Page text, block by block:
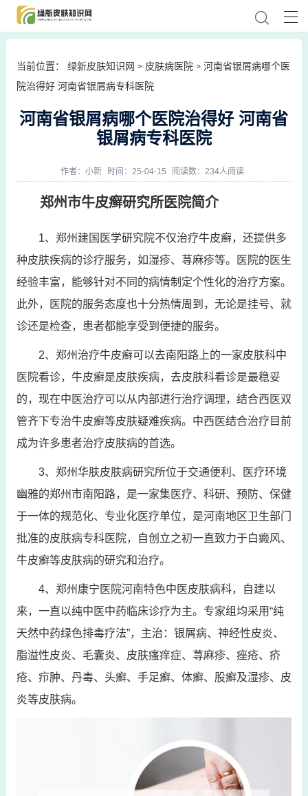
当前位置： 绿新皮肤知识网 > 皮肤病医院 > 河南省银屑病哪个医
院治得好 河南省银屑病专科医院
河南省银屑病哪个医院治得好 河南省
银屑病专科医院
作者： 小新 时间：25-04-15 阅读数：234人阅读
郑州市牛皮癣研究所医院简介
1、郑州建国医学研究院不仅治疗牛皮癣，还提供多
种皮肤疾病的诊疗服务，如湿疹、荨麻疹等。医院的医生
经验丰富，能够针对不同的病情制定个性化的治疗方案。
此外，医院的服务态度也十分热情周到，无论是挂号、就
诊还是检查，患者都能享受到便捷的服务。
2、郑州治疗牛皮癣可以去南阳路上的一家皮肤科中
医院看诊，牛皮癣是皮肤疾病，去皮肤科看诊是最稳妥
的，现在中医治疗可以从内部进行治疗调理，结合西医双
管齐下专治牛皮癣等皮肤疑难疾病。中西医结合治疗目前
成为许多患者治疗皮肤病的首选。
3、郑州华肤皮肤病研究所位于交通便利、医疗环境
幽雅的郑州市南阳路，是一家集医疗、科研、预防、保健
于一体的规范化、专业化医疗单位，是河南地区卫生部门
批准的皮肤病专科医院，自创立之初一直致力于白癜风、
牛皮癣等皮肤病的研究和治疗。
4、郑州康宁医院河南特色中医皮肤病科，自建以
来，一直以纯中医中药临床诊疗为主。专家组均采用“纯
天然中药绿色排毒疗法”，主治：银屑病、神经性皮炎、
脂溢性皮炎、毛囊炎、皮肤瘙痒症、荨麻疹、痤疮、疥
疮、疖肿、丹毒、头癣、手足癣、体癣、股癣及湿疹、皮
炎等皮肤病。